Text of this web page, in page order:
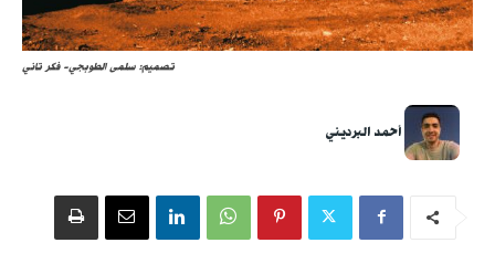
تصميم: سلمى الطوبجي- فكر تاني
أحمد البرديني